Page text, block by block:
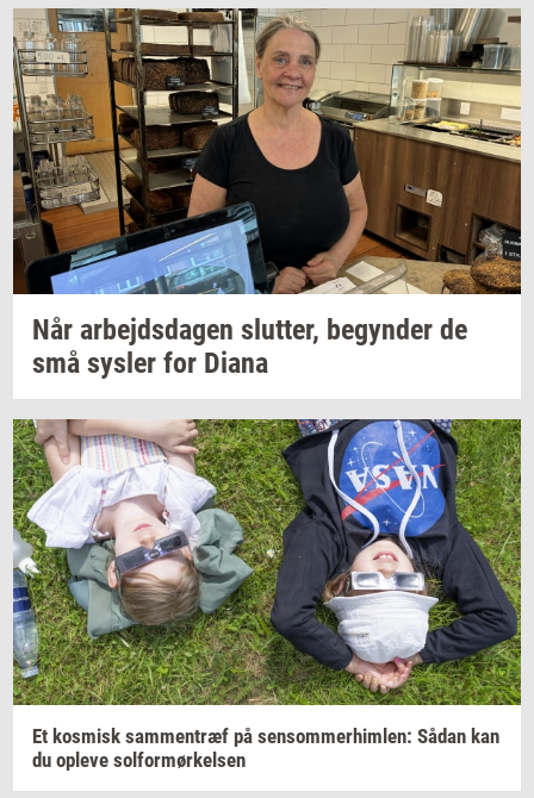
Når ar­bejds­da­gen slut­ter, be­gyn­der de
små sy­s­ler for Diana
Et kos­misk sam­men­træf på sen­som­mer­him­len: Sådan kan
du op­le­ve sol­for­mør­kel­sen